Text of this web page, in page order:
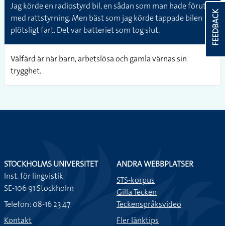
Jag körde en radiostyrd bil, en sådan som man hade förut
med rattstyrning. Men bäst som jag körde tappade bilen
plötsligt fart. Det var batteriet som tog slut.
Välfärd är när barn, arbetslösa och gamla värnas sin
trygghet.
FEEDBACK
STOCKHOLMS UNIVERSITET
Inst. för lingvistik
SE-106 91 Stockholm
Telefon: 08-16 23 47
Kontakt
ANDRA WEBBPLATSER
STS-korpus
Gilla Tecken
Teckenspråksvideo
Fler länktips